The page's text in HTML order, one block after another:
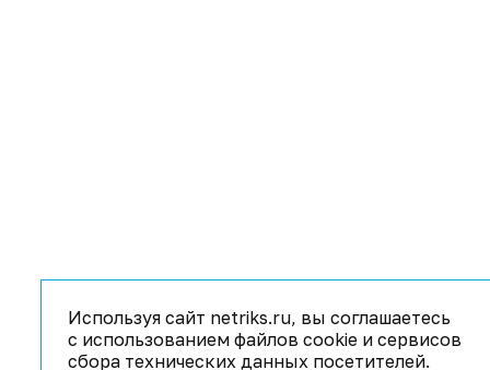
Используя сайт netriks.ru, вы соглашаетесь
с использованием файлов cookie и сервисов
сбора технических данных посетителей.